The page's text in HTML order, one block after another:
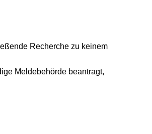
Recherche zu keinem
Meldebehörde beantragt,